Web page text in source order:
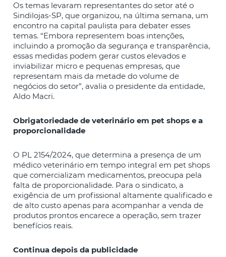
Os temas levaram representantes do setor até o
Sindilojas-SP, que organizou, na última semana, um
encontro na capital paulista para debater esses
temas. “Embora representem boas intenções,
incluindo a promoção da segurança e transparência,
essas medidas podem gerar custos elevados e
inviabilizar micro e pequenas empresas, que
representam mais da metade do volume de
negócios do setor”, avalia o presidente da entidade,
Aldo Macri.
Obrigatoriedade de veterinário em pet shops e a
proporcionalidade
O PL 2154/2024, que determina a presença de um
médico veterinário em tempo integral em pet shops
que comercializam medicamentos, preocupa pela
falta de proporcionalidade. Para o sindicato, a
exigência de um profissional altamente qualificado e
de alto custo apenas para acompanhar a venda de
produtos prontos encarece a operação, sem trazer
benefícios reais.
Continua depois da publicidade